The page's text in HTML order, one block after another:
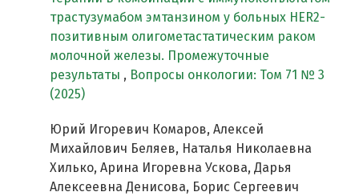
трастузумабом эмтанзином у больных HER2-
позитивным олигометастатическим раком
молочной железы. Промежуточные
результаты , Вопросы онкологии: Том 71 № 3
(2025)
Юрий Игоревич Комаров, Алексей
Михайлович Беляев, Наталья Николаевна
Хилько, Арина Игоревна Ускова, Дарья
Алексеевна Денисова, Борис Сергеевич